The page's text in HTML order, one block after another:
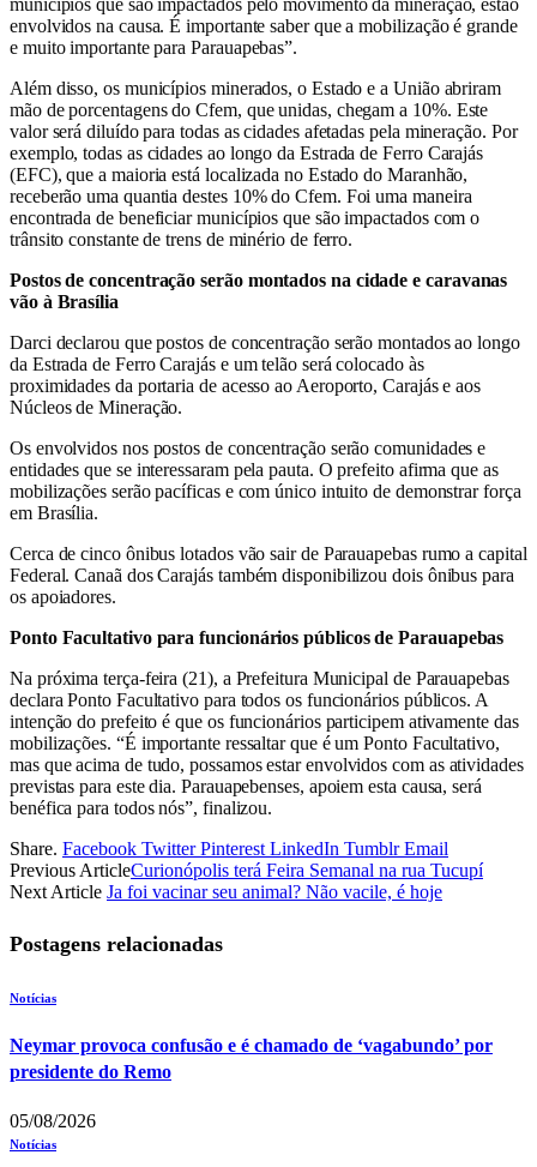
municípios que são impactados pelo movimento da mineração, estão
envolvidos na causa. É importante saber que a mobilização é grande
e muito importante para Parauapebas”.
Além disso, os municípios minerados, o Estado e a União abriram
mão de porcentagens do Cfem, que unidas, chegam a 10%. Este
valor será diluído para todas as cidades afetadas pela mineração. Por
exemplo, todas as cidades ao longo da Estrada de Ferro Carajás
(EFC), que a maioria está localizada no Estado do Maranhão,
receberão uma quantia destes 10% do Cfem. Foi uma maneira
encontrada de beneficiar municípios que são impactados com o
trânsito constante de trens de minério de ferro.
Postos de concentração serão montados na cidade e caravanas
vão à Brasília
Darci declarou que postos de concentração serão montados ao longo
da Estrada de Ferro Carajás e um telão será colocado às
proximidades da portaria de acesso ao Aeroporto, Carajás e aos
Núcleos de Mineração.
Os envolvidos nos postos de concentração serão comunidades e
entidades que se interessaram pela pauta. O prefeito afirma que as
mobilizações serão pacíficas e com único intuito de demonstrar força
em Brasília.
Cerca de cinco ônibus lotados vão sair de Parauapebas rumo a capital
Federal. Canaã dos Carajás também disponibilizou dois ônibus para
os apoiadores.
Ponto Facultativo para funcionários públicos de Parauapebas
Na próxima terça-feira (21), a Prefeitura Municipal de Parauapebas
declara Ponto Facultativo para todos os funcionários públicos. A
intenção do prefeito é que os funcionários participem ativamente das
mobilizações. “É importante ressaltar que é um Ponto Facultativo,
mas que acima de tudo, possamos estar envolvidos com as atividades
previstas para este dia. Parauapebenses, apoiem esta causa, será
benéfica para todos nós”, finalizou.
Share. Facebook Twitter Pinterest LinkedIn Tumblr Email
Previous ArticleCurionópolis terá Feira Semanal na rua Tucupí
Next Article Ja foi vacinar seu animal? Não vacile, é hoje
Postagens relacionadas
Notícias
Neymar provoca confusão e é chamado de ‘vagabundo’ por
presidente do Remo
05/08/2026
Notícias